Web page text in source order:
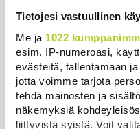
Tietojesi vastuullinen
Me ja 1022
esim. IP-numeroasi,
evästeitä, tallentamaan
jotta voimme tarjota
tehdä mainosten ja
näkemyksiä
liittyvistä syistä. Voit
Oletko ihmetellyt
ikkunankarmeissa?
1800-luvun
Uutiset 5.8.2026 21:45
Keskustan Siika-aho